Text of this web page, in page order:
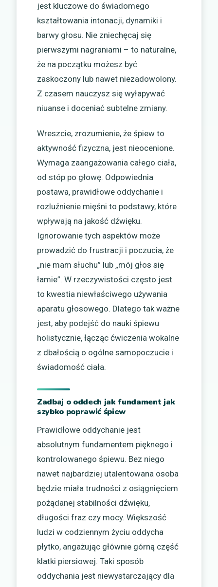
jest kluczowe do świadomego
kształtowania intonacji, dynamiki i
barwy głosu. Nie zniechęcaj się
pierwszymi nagraniami – to naturalne,
że na początku możesz być
zaskoczony lub nawet niezadowolony.
Z czasem nauczysz się wyłapywać
niuanse i doceniać subtelne zmiany.
Wreszcie, zrozumienie, że śpiew to
aktywność fizyczna, jest nieocenione.
Wymaga zaangażowania całego ciała,
od stóp po głowę. Odpowiednia
postawa, prawidłowe oddychanie i
rozluźnienie mięśni to podstawy, które
wpływają na jakość dźwięku.
Ignorowanie tych aspektów może
prowadzić do frustracji i poczucia, że
„nie mam słuchu” lub „mój głos się
łamie”. W rzeczywistości często jest
to kwestia niewłaściwego używania
aparatu głosowego. Dlatego tak ważne
jest, aby podejść do nauki śpiewu
holistycznie, łącząc ćwiczenia wokalne
z dbałością o ogólne samopoczucie i
świadomość ciała.
Zadbaj o oddech jak fundament jak
szybko poprawić śpiew
Prawidłowe oddychanie jest
absolutnym fundamentem pięknego i
kontrolowanego śpiewu. Bez niego
nawet najbardziej utalentowana osoba
będzie miała trudności z osiągnięciem
pożądanej stabilności dźwięku,
długości fraz czy mocy. Większość
ludzi w codziennym życiu oddycha
płytko, angażując głównie górną część
klatki piersiowej. Taki sposób
oddychania jest niewystarczający dla